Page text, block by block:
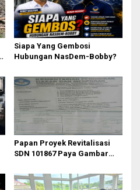
Siapa Yang Gembosi
Hubungan NasDem-Bobby?
Papan Proyek Revitalisasi
SDN 101867 Paya Gambar
Juknis Kemendikdasmen,
Unsur Konsultan dan Komite